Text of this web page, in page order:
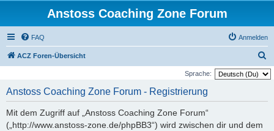
Anstoss Coaching Zone Forum
FAQ Anmelden
ACZ Foren-Übersicht
u
Sprache:
Anstoss Coaching Zone Forum - Registrierung
Mit dem Zugriff auf „Anstoss Coaching Zone Forum“
(„http://www.anstoss-zone.de/phpBB3“) wird zwischen dir und dem